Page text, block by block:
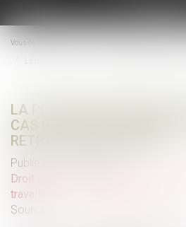
le
menu
Vous êtes ici :
La possible retenue sur salaire en cas de
LA POSSIBLE RETENUE
CAS DE CARACTÈRE
RETRAIT DES SALARIÉS
Publié le :
Droit du travail - Employeurs
travail
Source :